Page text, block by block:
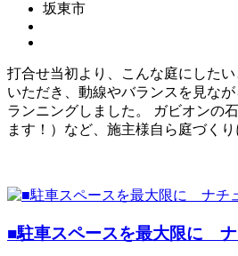
坂東市
打合せ当初より、こんな庭にした
いただき、動線やバランスを見な
ランニングしました。 ガビオンの
ます！）など、施主様自ら庭づくり
■駐車スペースを最大限に